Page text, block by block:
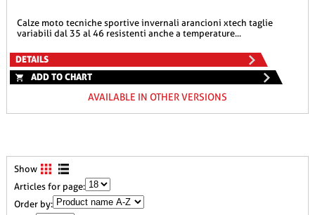
calze moto tecniche sportive invernali arancioni xtech taglie
variabili dal 35 al 46 resistenti anche a temperature...
DETAILS
ADD TO CHART
AVAILABLE IN OTHER VERSIONS
Show
Articles for page:
Order by: